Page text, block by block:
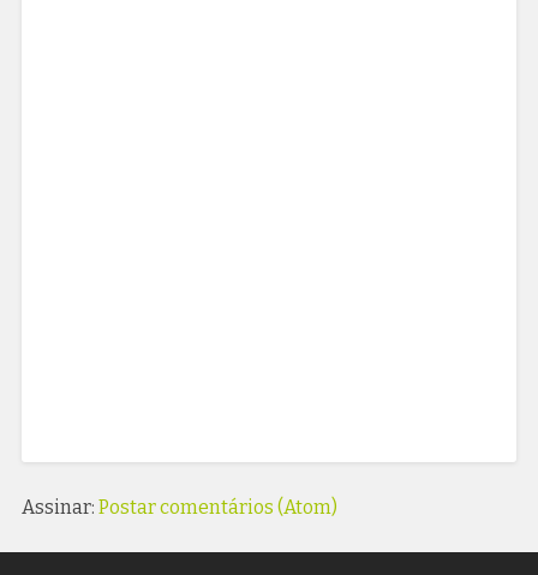
Assinar: Postar comentários (Atom)